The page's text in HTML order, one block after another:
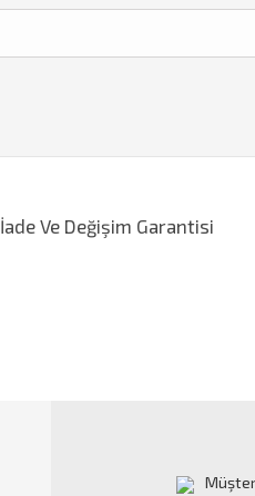
İade Ve Değişim Garantisi